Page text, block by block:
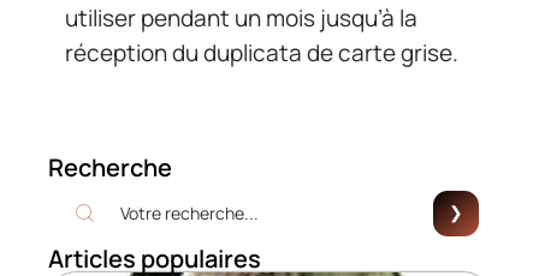
utiliser pendant un mois jusqu’à la
réception du duplicata de carte grise.
Recherche
Articles populaires